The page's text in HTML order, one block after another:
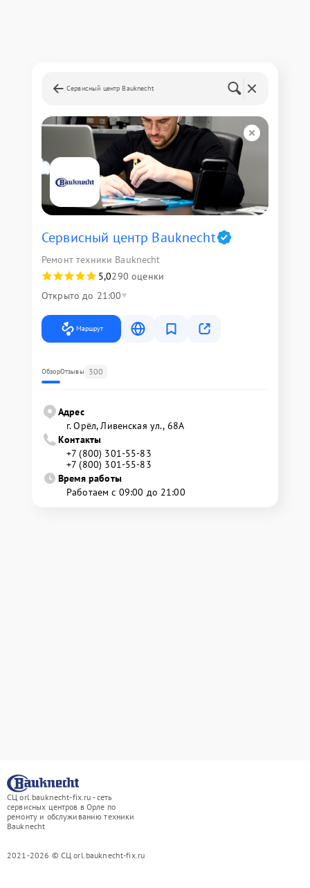
Сервисный центр Bauknecht
Сервисный центр Bauknecht
Ремонт техники Bauknecht
5,0290 оценки
Открыто до 21:00
Маршрут
ОбзорОтзывы 300
Адрес
г. Орёл, Ливенская ул., 68А
Контакты
+7 (800) 301-55-83
+7 (800) 301-55-83
Время работы
Работаем с 09:00 до 21:00
СЦ orl.bauknecht-fix.ru - сеть
сервисных центров в Орле по
ремонту и обслуживанию техники
Bauknecht
2021-2026 © СЦ orl.bauknecht-fix.ru